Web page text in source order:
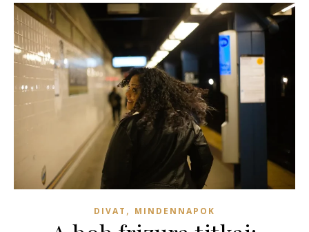
DIVAT , MINDENNAPOK